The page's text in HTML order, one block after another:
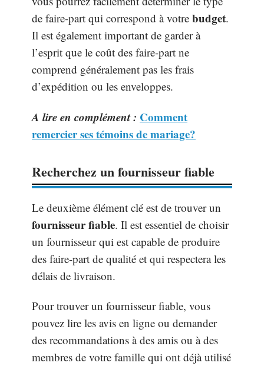
de faire-part qui correspond à votre budget.
Il est également important de garder à
l’esprit que le coût des faire-part ne
comprend généralement pas les frais
d’expédition ou les enveloppes.
A lire en complément : Comment
remercier ses témoins de mariage?
Recherchez un fournisseur fiable
Le deuxième élément clé est de trouver un
fournisseur fiable. Il est essentiel de choisir
un fournisseur qui est capable de produire
des faire-part de qualité et qui respectera les
délais de livraison.
Pour trouver un fournisseur fiable, vous
pouvez lire les avis en ligne ou demander
des recommandations à des amis ou à des
membres de votre famille qui ont déjà utilisé